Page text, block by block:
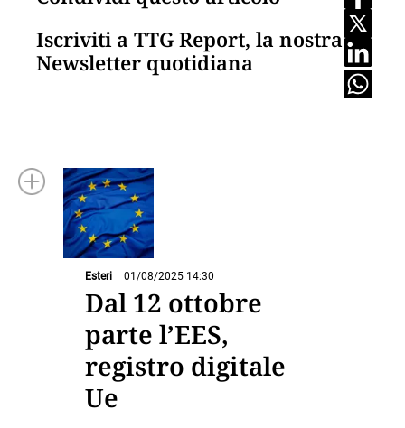
Iscriviti a TTG Report, la nostra
Newsletter quotidiana
Esteri 01/08/2025 14:30
Dal 12 ottobre
parte l’EES,
registro digitale
Ue